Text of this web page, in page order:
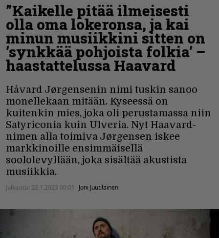
”Kaikelle pitää ilmeisesti
olla oma lokeronsa, ja kai
minun musiikkini sitten on
’synkkää pohjoista folkia’ –
haastattelussa Haavard
Håvard Jørgensenin nimi tuskin sanoo
monellekaan mitään. Kyseessä on
kuitenkin mies, joka oli perustamassa niin
Satyriconia kuin Ulveria. Nyt Haavard-
nimen alla toimiva Jørgensen iskee
markkinoille ensimmäisellä
soololevyllään, joka sisältää akustista
musiikkia.
Julkaistu: 22.1.2023 00:01 Joni Juutilainen